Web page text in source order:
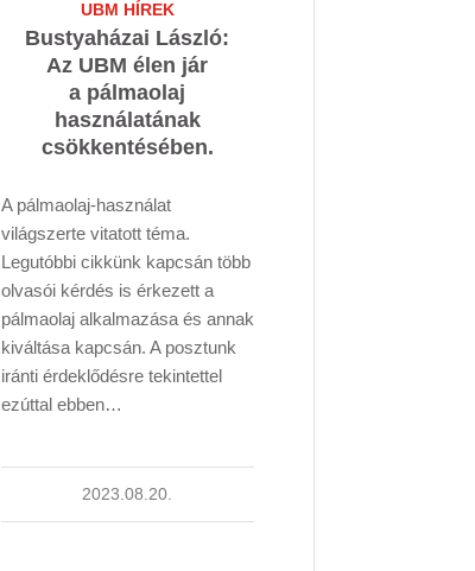
UBM HÍREK
Bustyaházai László:
Az UBM élen jár
a pálmaolaj
használatának
csökkentésében.
A pálmaolaj-használat
világszerte vitatott téma.
Legutóbbi cikkünk kapcsán több
olvasói kérdés is érkezett a
pálmaolaj alkalmazása és annak
kiváltása kapcsán. A posztunk
iránti érdeklődésre tekintettel
ezúttal ebben…
2023.08.20.